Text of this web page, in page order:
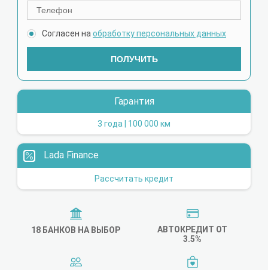
Согласен на обработку персональных данных
ПОЛУЧИТЬ
Гарантия
3 года | 100 000 км
Lada Finance
Рассчитать кредит
18 БАНКОВ НА ВЫБОР
АВТОКРЕДИТ ОТ
3.5%